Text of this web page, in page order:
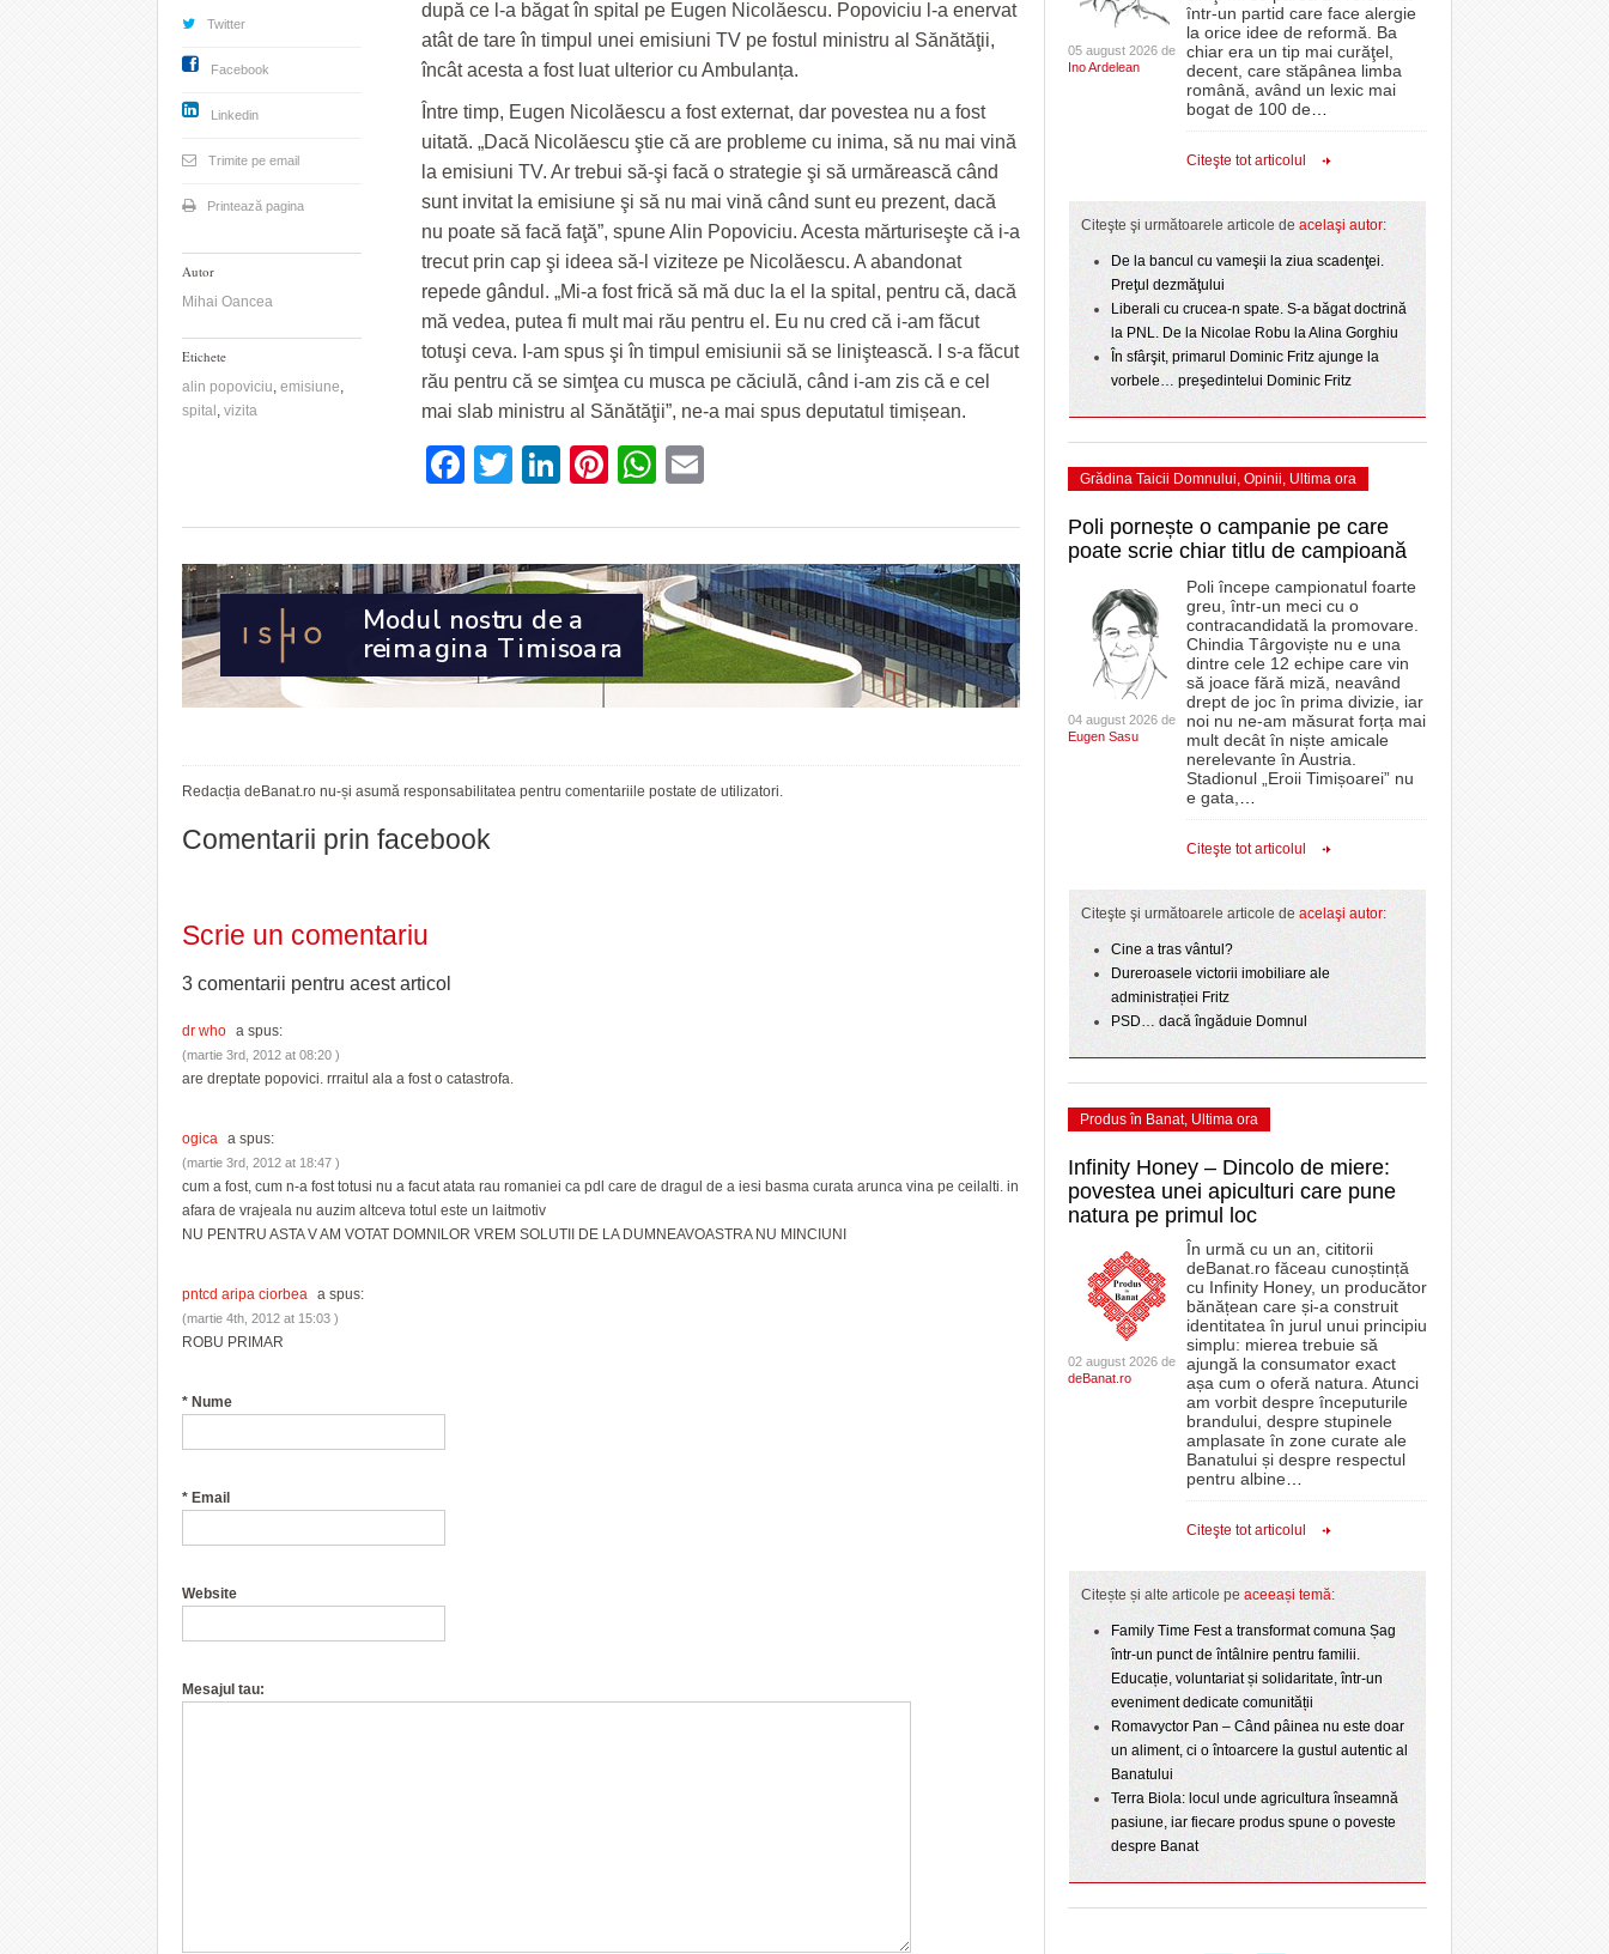
onoare/FOTO- acum 2 zile
Primăria Timișoara vinde 3.500 de metri cubi de
Ceauşescu a fost… “unicul vizionar al țării”
August 2026
special pentru el de PSD: Doar în țările
bananiere e folosită legea împotriva unui
adversar politic- 30 July 2026
Raul Olajos e noul purtător de cuvânt al PNL
Timiș. Mădălin Bunoiu se mută în conducere la
“Județ”, alături cu Claudiu Mihălceanu
2026
View all
dramatic în barajul de promovare- 3 August 2026
Politehnica încheie cantonamentul cu o victorie
- 25 July 2026
Pe drumul cel bun. Poli a învins o echipă de
Serie A, USD Lecce
ZIARISTU’ DE
KIERKEGAARD
FINANŢĂRI DE LA A
LA Z
PE SURSE
CLIPURI VIDEO
Ziua Timișoarei – City Celebration. Programul
ultimei zile
- 3 August 2026
Sărbătoarea continuă! Zeci de mii de oameni
View all
proiectelor derulate de instituție din fonduri
europene/FOTO
ANAF oferă persoanelor fizice posibilitatea să
beneficieze de Declarația Unică 212
2025
CLIPURI VIDEO
JOCURI ONLINE
DIVERSE
FARMACII DIN
GRĂDINIŢE DIN TIMIŞ
PRIMĂRIILE DIN TIMIŞ
SFATUL MEDICULUI
SFATURI JURIDICE
după ce l-a băgat în spital pe Eugen Nicolăescu. Popoviciu l-a enervat
atât de tare în timpul unei emisiuni TV pe fostul ministru al Sănătăţii,
încât acesta a fost luat ulterior cu Ambulanța.
Între timp, Eugen Nicolăescu a fost externat, dar povestea nu a fost
uitată. „Dacă Nicolăescu ştie că are probleme cu inima, să nu mai vină
la emisiuni TV. Ar trebui să-şi facă o strategie şi să urmărească când
sunt invitat la emisiune şi să nu mai vină când sunt eu prezent, dacă
nu poate să facă faţă”, spune Alin Popoviciu. Acesta mărturiseşte că i-a
trecut prin cap şi ideea să-l viziteze pe Nicolăescu. A abandonat
repede gândul. „Mi-a fost frică să mă duc la el la spital, pentru că, dacă
mă vedea, putea fi mult mai rău pentru el. Eu nu cred că i-am făcut
totuşi ceva. I-am spus şi în timpul emisiunii să se liniştească. I s-a făcut
rău pentru că se simţea cu musca pe căciulă, când i-am zis că e cel
mai slab ministru al Sănătăţii”, ne-a mai spus deputatul timișean.
Facebook
Twitter
LinkedIn
Pinterest
WhatsApp
Twitter
Facebook
Linkedin
Trimite pe email
Printează pagina
Autor
Mihai Oancea
Etichete
alin popoviciu, emisiune,
spital , vizita
Redacția deBanat.ro nu-și asumă responsabilitatea pentru comentariile postate de utilizatori.
Comentarii prin facebook
Scrie un comentariu
3 comentarii pentru acest articol
dr who a spus:
(martie 3rd, 2012 at 08:20 )
are dreptate popovici. rrraitul ala a fost o catastrofa.
ogica a spus:
(martie 3rd, 2012 at 18:47 )
cum a fost, cum n-a fost totusi nu a facut atata rau romaniei ca pdl care de dragul de a iesi basma curata arunca vina pe ceilalti. in
afara de vrajeala nu auzim altceva totul este un laitmotiv
NU PENTRU ASTA V AM VOTAT DOMNILOR VREM SOLUTII DE LA DUMNEAVOASTRA NU MINCIUNI
pntcd aripa ciorbea a spus:
(martie 4th, 2012 at 15:03 )
ROBU PRIMAR
* Nume
* Email
Website
Mesajul tau:
05 august 2026 de
Ino Ardelean
într-un partid care face alergie
la orice idee de reformă. Ba
chiar era un tip mai curăţel,
decent, care stăpânea limba
română, având un lexic mai
bogat de 100 de
Citeşte tot articolul
Citeşte şi următoarele articole de acelaşi autor:
De la bancul cu vameşii la ziua scadenţei.
Preţul dezmăţului
Liberali cu crucea-n spate. S-a băgat doctrină
la PNL. De la Nicolae Robu la Alina Gorghiu
În sfârşit, primarul Dominic Fritz ajunge la
vorbele… preşedintelui Dominic Fritz
Grădina Taicii Domnului, Opinii, Ultima ora
Poli pornește o campanie pe care
poate scrie chiar titlu de campioană
04 august 2026 de
Eugen Sasu
Poli începe campionatul foarte
greu, într-un meci cu o
contracandidată la promovare.
Chindia Târgoviște nu e una
dintre cele 12 echipe care vin
să joace fără miză, neavând
drept de joc în prima divizie, iar
noi nu ne-am măsurat forța mai
mult decât în niște amicale
nerelevante în Austria.
Stadionul „Eroii Timișoarei” nu
e gata,
Citeşte tot articolul
Citeşte şi următoarele articole de acelaşi autor:
Cine a tras vântul?
Dureroasele victorii imobiliare ale
administrației Fritz
PSD… dacă îngăduie Domnul
Produs în Banat, Ultima ora
Infinity Honey – Dincolo de miere:
povestea unei apiculturi care pune
natura pe primul loc
02 august 2026 de
deBanat.ro
În urmă cu un an, cititorii
deBanat.ro făceau cunoștință
cu Infinity Honey, un producător
bănățean care și-a construit
identitatea în jurul unui principiu
simplu: mierea trebuie să
ajungă la consumator exact
așa cum o oferă natura. Atunci
am vorbit despre începuturile
brandului, despre stupinele
amplasate în zone curate ale
Banatului și despre respectul
pentru albine
Citeşte tot articolul
Citește și alte articole pe aceeași temă:
Family Time Fest a transformat comuna Șag
într-un punct de întâlnire pentru familii.
Educație, voluntariat și solidaritate, într-un
eveniment dedicate comunității
Romavyctor Pan – Când pâinea nu este doar
un aliment, ci o întoarcere la gustul autentic al
Banatului
Terra Biola: locul unde agricultura înseamnă
pasiune, iar fiecare produs spune o poveste
despre Banat